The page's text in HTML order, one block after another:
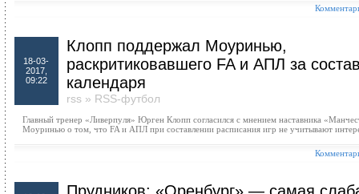
18-03-
2017,
09:22
Клопп поддержал Моуринью,
раскритиковавшего FA и АПЛ за
календаря
rss » RSS-футбол
Главный тренер «Ливерпуля» Юрген Клопп согласился с мнением наставника
Моуринью о том, что FA и АПЛ при составлении расписания игр не учитывают